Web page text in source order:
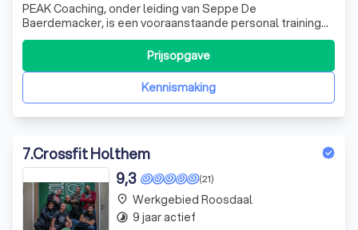
PEAK Coaching, onder leiding van Seppe De
Baerdemacker, is een vooraanstaande personal training
service in België. Wij begrijpen dat het voor drukbezette
ondernemers een uitdaging kan zijn om sport en fitness in
hun schema te integreren. Daarom bieden wij flexibele
trainingssessies aan die aangepast
Kennismaking
Prijsopgave
7.Crossfit Holthem
(21)
9,3
place Werkgebied Roosdaal
timelapse 9 jaar actief